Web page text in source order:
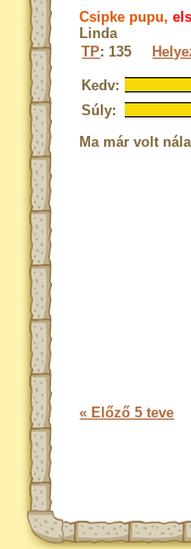
Csipke pupu,
Linda
TP: 135
Kedv:
Súly:
Ma már volt
« Előző 5 teve